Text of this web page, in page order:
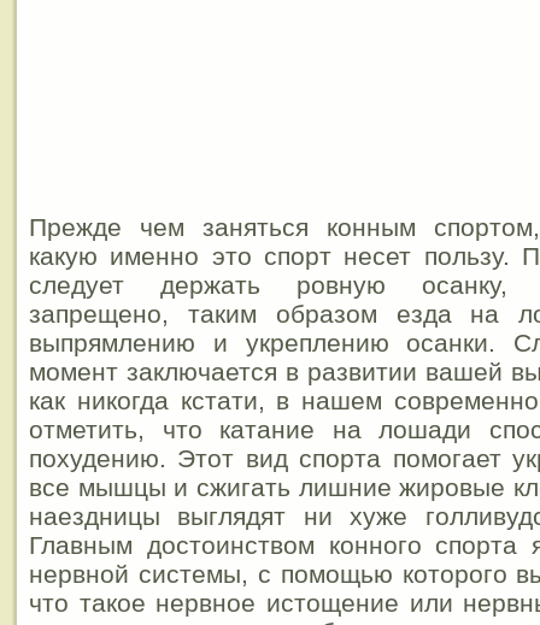
Прежде чем заняться конным
какую именно это спорт несет пользу.
следует держать ровную осанку,
запрещено, таким образом езда на
выпрямлению и укреплению осанки.
момент заключается в развитии вашей
как никогда кстати, в нашем
отметить, что катание на лошади
похудению. Этот вид спорта помогает
все мышцы и сжигать лишние жировые
наездницы выглядят ни хуже
Главным достоинством конного спорта
нервной системы, с помощью которого
что такое нервное истощение или